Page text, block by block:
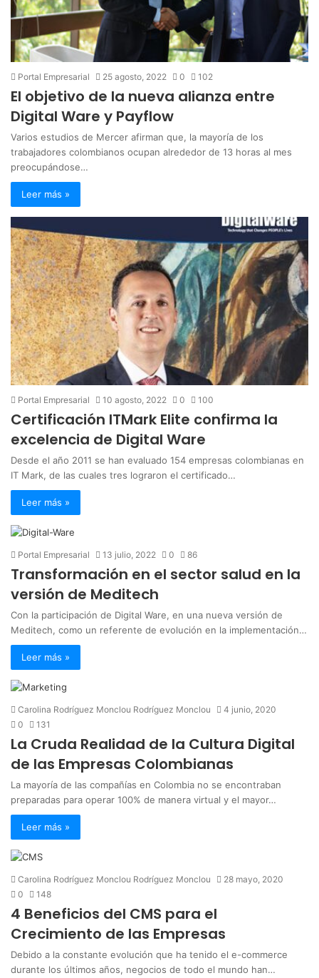
Portal Empresarial 25 agosto, 2022 0 102
El objetivo de la nueva alianza entre
Digital Ware y Payflow
Varios estudios de Mercer afirman que, la mayoría de los
trabajadores colombianos ocupan alrededor de 13 horas al mes
preocupándose…
Leer más »
Portal Empresarial 10 agosto, 2022 0 100
Certificación ITMark Elite confirma la
excelencia de Digital Ware
Desde el año 2011 se han evaluado 154 empresas colombianas en
IT Mark, de las cuales tres lograron el certificado…
Leer más »
Portal Empresarial 13 julio, 2022 0 86
Transformación en el sector salud en la
versión de Meditech
Con la participación de Digital Ware, en una nueva versión de
Meditech, como un referente de evolución en la implementación…
Leer más »
Carolina Rodríguez Monclou Rodríguez Monclou
4 junio, 2020
0
131
La Cruda Realidad de la Cultura Digital
de las Empresas Colombianas
La mayoría de las compañías en Colombia no se encontraban
preparadas para operar 100% de manera virtual y el mayor…
Leer más »
Carolina Rodríguez Monclou Rodríguez Monclou
28 mayo, 2020
0
148
4 Beneficios del CMS para el
Crecimiento de las Empresas
Debido a la constante evolución que ha tenido el e-commerce
durante los últimos años, negocios de todo el mundo han…